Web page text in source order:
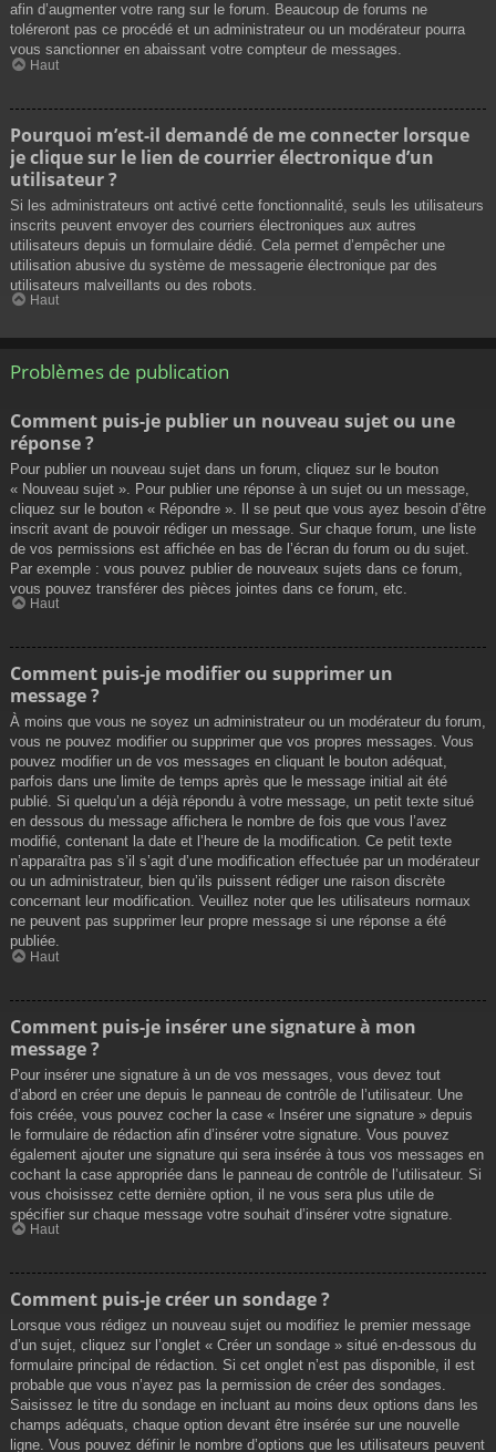
afin d’augmenter votre rang sur le forum. Beaucoup de forums ne
toléreront pas ce procédé et un administrateur ou un modérateur pourra
vous sanctionner en abaissant votre compteur de messages.
Haut
Pourquoi m’est-il demandé de me connecter lorsque
je clique sur le lien de courrier électronique d’un
utilisateur ?
Si les administrateurs ont activé cette fonctionnalité, seuls les utilisateurs
inscrits peuvent envoyer des courriers électroniques aux autres
utilisateurs depuis un formulaire dédié. Cela permet d’empêcher une
utilisation abusive du système de messagerie électronique par des
utilisateurs malveillants ou des robots.
Haut
Problèmes de publication
Comment puis-je publier un nouveau sujet ou une
réponse ?
Pour publier un nouveau sujet dans un forum, cliquez sur le bouton
« Nouveau sujet ». Pour publier une réponse à un sujet ou un message,
cliquez sur le bouton « Répondre ». Il se peut que vous ayez besoin d’être
inscrit avant de pouvoir rédiger un message. Sur chaque forum, une liste
de vos permissions est affichée en bas de l’écran du forum ou du sujet.
Par exemple : vous pouvez publier de nouveaux sujets dans ce forum,
vous pouvez transférer des pièces jointes dans ce forum, etc.
Haut
Comment puis-je modifier ou supprimer un
message ?
À moins que vous ne soyez un administrateur ou un modérateur du forum,
vous ne pouvez modifier ou supprimer que vos propres messages. Vous
pouvez modifier un de vos messages en cliquant le bouton adéquat,
parfois dans une limite de temps après que le message initial ait été
publié. Si quelqu’un a déjà répondu à votre message, un petit texte situé
en dessous du message affichera le nombre de fois que vous l’avez
modifié, contenant la date et l’heure de la modification. Ce petit texte
n’apparaîtra pas s’il s’agit d’une modification effectuée par un modérateur
ou un administrateur, bien qu’ils puissent rédiger une raison discrète
concernant leur modification. Veuillez noter que les utilisateurs normaux
ne peuvent pas supprimer leur propre message si une réponse a été
publiée.
Haut
Comment puis-je insérer une signature à mon
message ?
Pour insérer une signature à un de vos messages, vous devez tout
d’abord en créer une depuis le panneau de contrôle de l’utilisateur. Une
fois créée, vous pouvez cocher la case « Insérer une signature » depuis
le formulaire de rédaction afin d’insérer votre signature. Vous pouvez
également ajouter une signature qui sera insérée à tous vos messages en
cochant la case appropriée dans le panneau de contrôle de l’utilisateur. Si
vous choisissez cette dernière option, il ne vous sera plus utile de
spécifier sur chaque message votre souhait d’insérer votre signature.
Haut
Comment puis-je créer un sondage ?
Lorsque vous rédigez un nouveau sujet ou modifiez le premier message
d’un sujet, cliquez sur l’onglet « Créer un sondage » situé en-dessous du
formulaire principal de rédaction. Si cet onglet n’est pas disponible, il est
probable que vous n’ayez pas la permission de créer des sondages.
Saisissez le titre du sondage en incluant au moins deux options dans les
champs adéquats, chaque option devant être insérée sur une nouvelle
ligne. Vous pouvez définir le nombre d’options que les utilisateurs peuvent